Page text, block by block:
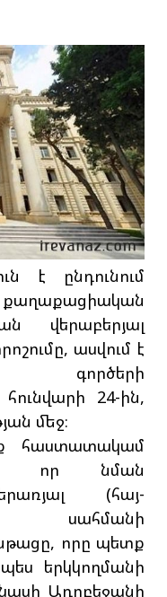
է ընդունում
վերաբերյալ
ասվում է
գործերի
24-ին,
մեջ։
հաստատակամ
որ նման
(հայ-
սահմանի
որը պետք
երկկողմանի
Ադրբեջանի